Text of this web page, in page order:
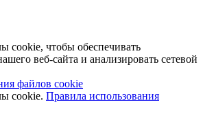
cookie, чтобы обеспечивать
веб-сайта и анализировать сетевой
файлов cookie
cookie. Правила использования